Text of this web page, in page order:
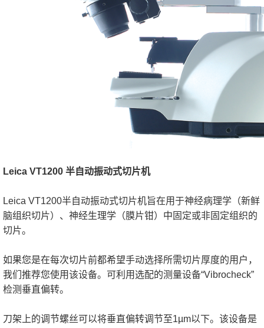
Leica VT1200 半自动振动式切片机
Leica VT1200半自动振动式切片机旨在用于神经病理学（新鲜
脑组织切片）、神经生理学（膜片钳）中固定或非固定组织的
切片。
如果您是在每次切片前都希望手动选择所需切片厚度的用户，
我们推荐您使用该设备。可利用选配的测量设备“Vibrocheck”
检测垂直偏转。
刀架上的调节螺丝可以将垂直偏转调节至1µm以下。该设备是